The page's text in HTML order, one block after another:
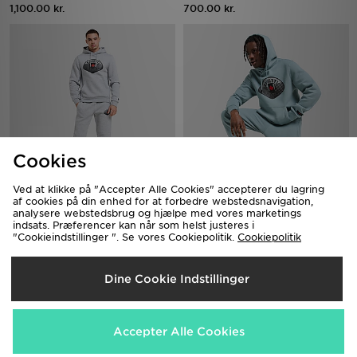
1,100.00 kr. 700.00 kr.
Zavetti Canada Botticini Classic
Tracksuit
980.00 kr.
Zavetti Canada Botticini Classic
Tracksuit
980.00 kr.
Cookies
Ved at klikke på "Accepter Alle Cookies" accepterer du lagring
af cookies på din enhed for at forbedre webstedsnavigation,
analysere webstedsbrug og hjælpe med vores marketings
indsats. Præferencer kan når som helst justeres i
"Cookieindstillinger ". Se vores Cookiepolitik. Cookiepolitik
Dine Cookie Indstillinger
Accepter Alle Cookies